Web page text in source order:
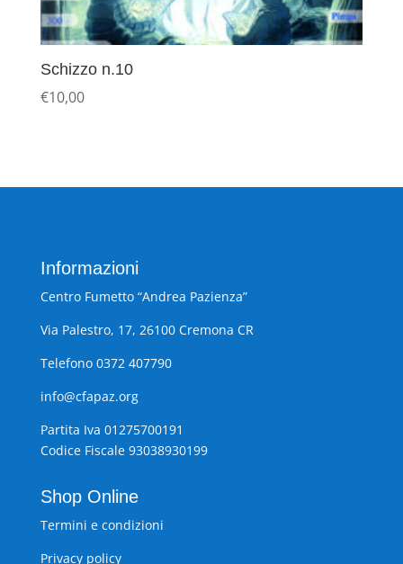
Schizzo n.10
€10,00
Informazioni
Centro Fumetto “Andrea Pazienza”
Via Palestro, 17, 26100 Cremona CR
Telefono 0372 407790
info@cfapaz.org
Partita Iva 01275700191
Codice Fiscale 93038930199
Shop Online
Termini e condizioni
Privacy policy